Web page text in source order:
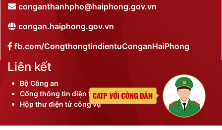
conganthanhpho@haiphong.gov.vn
congan.haiphong.gov.vn
fb.com/CongthongtindientuConganHaiPhong
Liên kết
Bộ Công an
Cổng thông tin điện tử thành phố
Hộp thư điện tử công vụ